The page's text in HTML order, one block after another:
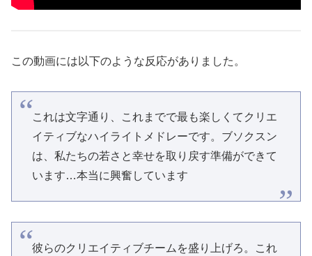
この動画には以下のような反応がありました。
これは文字通り、これまでで最も楽しくてクリエ
イティブなハイライトメドレーです。ブソクスン
は、私たちの若さと幸せを取り戻す準備ができて
います…本当に興奮しています
彼らのクリエイティブチームを盛り上げろ。これ